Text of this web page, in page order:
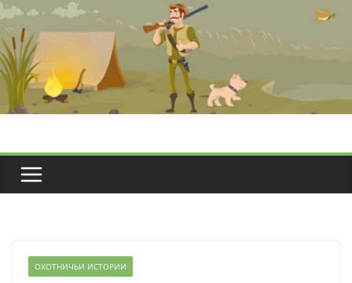
Перейти
содержимому
ОХОТНИЧЬИ ИСТОРИИ